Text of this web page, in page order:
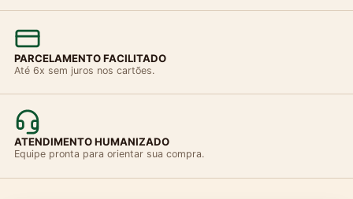
PARCELAMENTO FACILITADO
Até 6x sem juros nos cartões.
ATENDIMENTO HUMANIZADO
Equipe pronta para orientar sua compra.